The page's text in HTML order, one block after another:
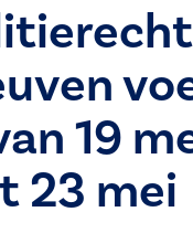
19
23 mei